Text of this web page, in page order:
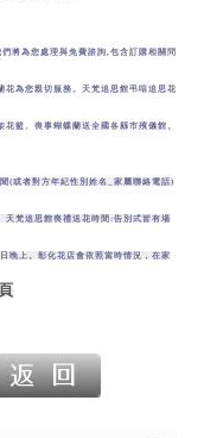
將為您處理與免費諮詢,包含訂購相關問
花為您親切服務。天梵追思館弔唁追思花
籃、喪事蝴蝶蘭送全國各縣市殯儀館。
(或者對方年紀性別姓名_家屬聯絡電話)
天梵追思館喪禮送花時間:告別式皆有場
晚上。彰化花店會依照當時情況，在家